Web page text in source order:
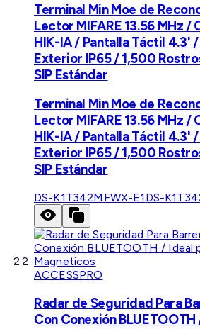
Terminal Min Moe de
Lector MIFARE 13.56 MHz /
HIK-IA / Pantalla Táctil 4.3' /
Exterior IP65 / 1,500
SIP Estándar
Terminal Min Moe de
Lector MIFARE 13.56 MHz /
HIK-IA / Pantalla Táctil 4.3' /
Exterior IP65 / 1,500
SIP Estándar
DS-K1T342MFWX-E1 DS-
ACCESSPRO
Radar de Seguridad Para
Con Conexión